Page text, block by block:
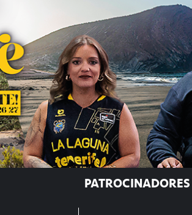
PATROCINADORES